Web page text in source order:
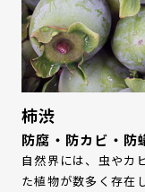
柿渋
防腐・防カビ・防
自然界には、虫やカ
た植物が数多く存在